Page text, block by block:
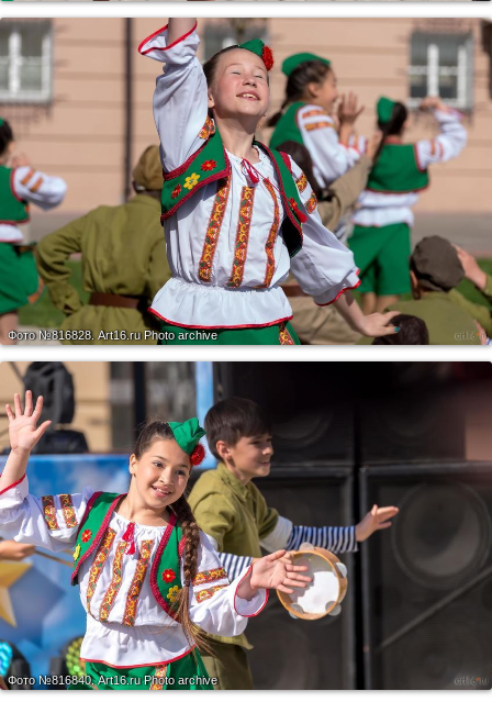
Фото №816828. Art16.ru Photo archive
Фото №816840.Art16.ru Photo archive